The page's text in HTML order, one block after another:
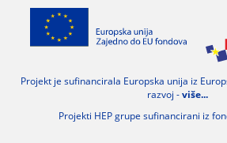
Projekt je sufinancirala Europska unija iz
razvoj -više...
Projekti HEP grupe sufinancirani iz